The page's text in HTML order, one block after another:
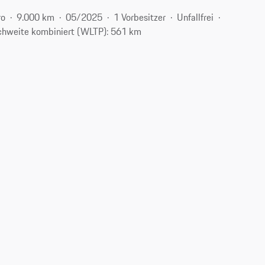
9.000 km 05/2025 1 Vorbesitzer
Unfallfrei
kombiniert (WLTP): 561 km